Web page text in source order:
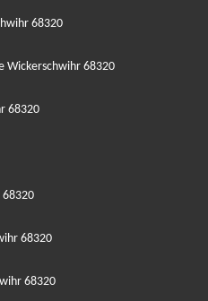
68320
Wickerschwihr 68320
68320
68320
68320
68320